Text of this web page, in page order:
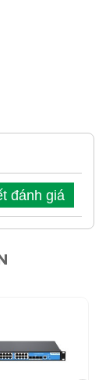
đánh giá